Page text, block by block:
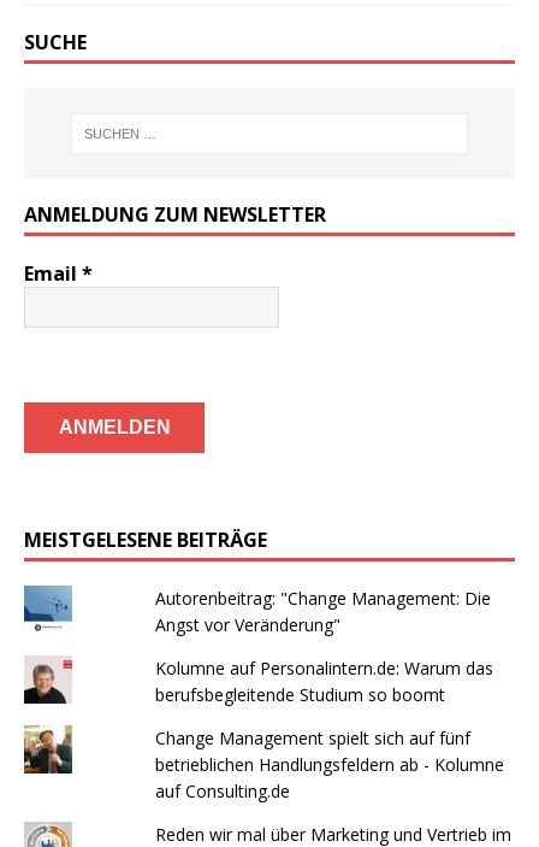
SUCHE
ANMELDUNG ZUM NEWSLETTER
Email *
MEISTGELESENE BEITRÄGE
Autorenbeitrag: "Change Management: Die
Angst vor Veränderung"
Kolumne auf Personalintern.de: Warum das
berufsbegleitende Studium so boomt
Change Management spielt sich auf fünf
betrieblichen Handlungsfeldern ab - Kolumne
auf Consulting.de
Reden wir mal über Marketing und Vertrieb im